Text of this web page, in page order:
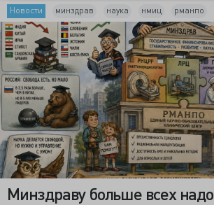
Новости минздрав наука нмиц рманпо
Минздраву больше всех надо